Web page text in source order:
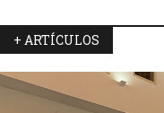
+ ARTÍCULOS